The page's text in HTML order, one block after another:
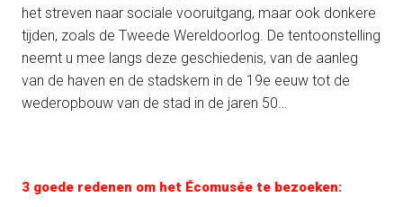
het streven naar sociale vooruitgang, maar ook donkere
tijden, zoals de Tweede Wereldoorlog. De tentoonstelling
neemt u mee langs deze geschiedenis, van de aanleg
van de haven en de stadskern in de 19e eeuw tot de
wederopbouw van de stad in de jaren 50…
3 goede redenen om het Écomusée te bezoeken: